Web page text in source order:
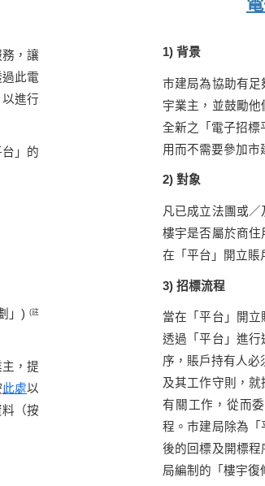
務 ，讓
此電
以進行
」的
」) (註
， 提
此處以
料（按
1) 背景
巿建局為協助有
宇業主，並鼓勵
全新之「電子招標
用而不需要參加市
2) 對象
凡已成立法團或
樓宇是否屬於商
在「平台」開立賬
3) 招標流程
當在「平台」開
透過「平台」進
序，賬戶持有人必
及其工作守則，
有關工作，從而
程。巿建局除為
後的回標及開標
局編制的「樓宇復